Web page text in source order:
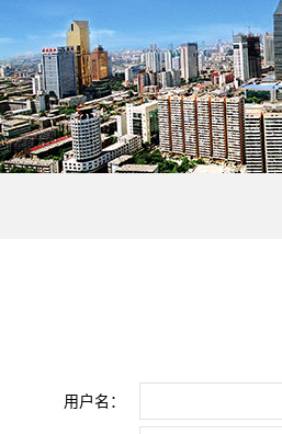
用户名：